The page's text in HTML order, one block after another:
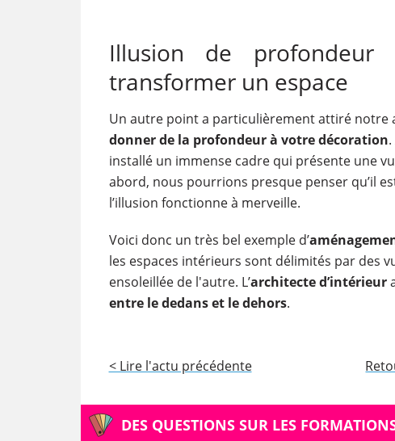
Illusion de
transformer un espace
Un autre point a particulièrement attiré notre
donner de la profondeur à votre décoration
installé un immense cadre qui présente une
abord, nous pourrions presque penser qu’il
l’illusion fonctionne à merveille.
Voici donc un très bel exemple d’
les espaces intérieurs sont délimités par des
ensoleillée de l'autre. L’architecte d’intérieur
entre le dedans et le dehors.
< Lire l'actu précédente
DES QUESTIONS SUR LES